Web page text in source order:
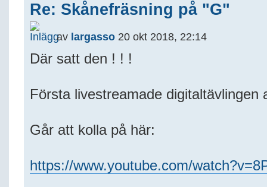
Re: Skånefräsning på "G"
av largasso 20 okt 2018, 22:14
Där satt den ! ! !
Första livestreamade digitaltävlingen
Går att kolla på här:
https://www.youtube.com/